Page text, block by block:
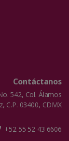
Contáctanos
542, Col. Álamos
C.P. 03400, CDMX
+52 55 52 43 6606